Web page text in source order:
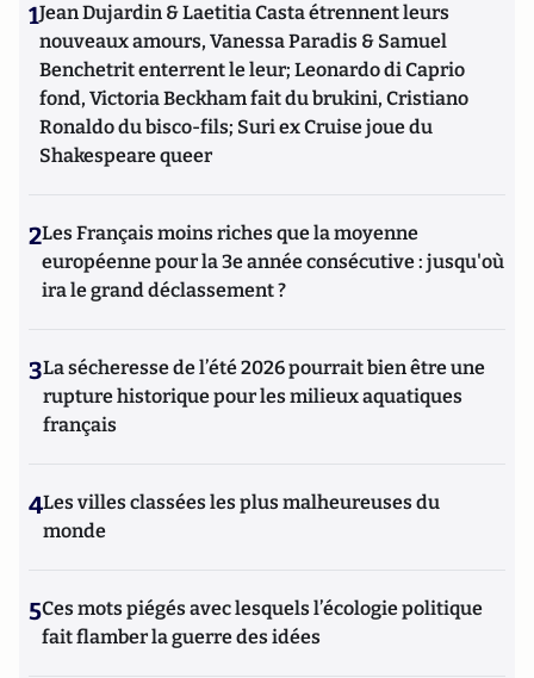
1Jean Dujardin & Laetitia Casta étrennent leurs
nouveaux amours, Vanessa Paradis & Samuel
Benchetrit enterrent le leur; Leonardo di Caprio
fond, Victoria Beckham fait du brukini, Cristiano
Ronaldo du bisco-fils; Suri ex Cruise joue du
Shakespeare queer
2Les Français moins riches que la moyenne
européenne pour la 3e année consécutive : jusqu'où
ira le grand déclassement ?
3La sécheresse de l’été 2026 pourrait bien être une
rupture historique pour les milieux aquatiques
français
4Les villes classées les plus malheureuses du
monde
5Ces mots piégés avec lesquels l’écologie politique
fait flamber la guerre des idées